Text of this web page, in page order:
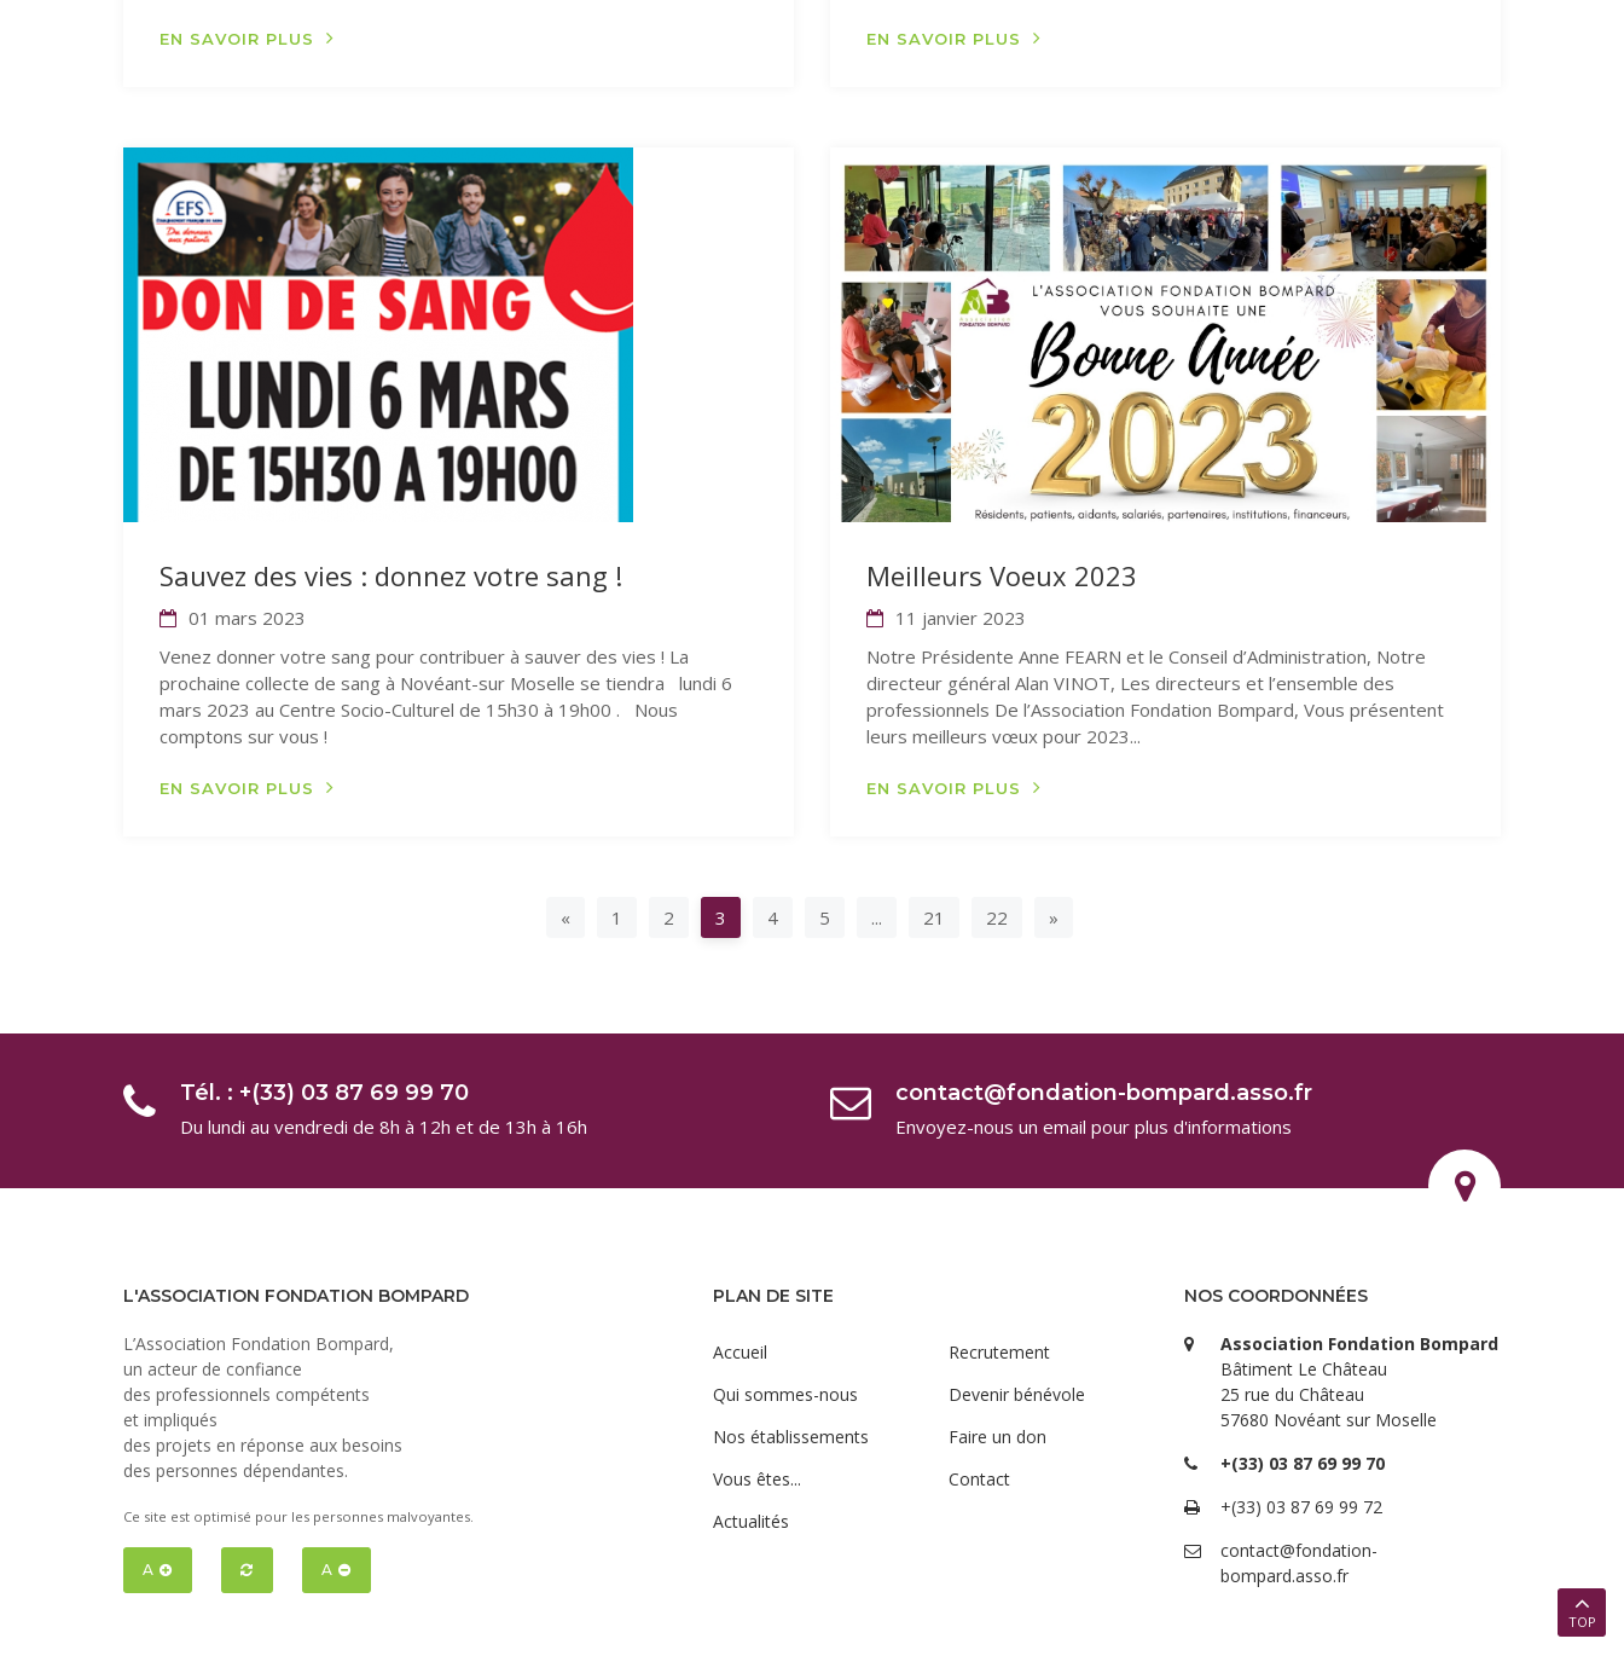
EN SAVOIR PLUS EN SAVOIR PLUS
Sauvez des vies : donnez votre sang !
01 mars 2023
Venez donner votre sang pour contribuer à sauver des vies ! La
prochaine collecte de sang à Novéant-sur Moselle se tiendra lundi 6
mars 2023 au Centre Socio-Culturel de 15h30 à 19h00 . Nous
comptons sur vous !
EN SAVOIR PLUS
Meilleurs Voeux 2023
11 janvier 2023
Notre Présidente Anne FEARN et le Conseil d’Administration, Notre
directeur général Alan VINOT, Les directeurs et l’ensemble des
professionnels De l’Association Fondation Bompard, Vous présentent
leurs meilleurs vœux pour 2023...
EN SAVOIR PLUS
«Page suivante
1 2 3 4 5 ... 21 22 »Page précédente
Tél. : +(33) 03 87 69 99 70
Du lundi au vendredi de 8h à 12h et de 13h à 16h
contact@fondation-bompard.asso.fr
Envoyez-nous un email pour plus d'informations
L'ASSOCIATION FONDATION BOMPARD
L’Association Fondation Bompard,
un acteur de confiance
des professionnels compétents
et impliqués
des projets en réponse aux besoins
des personnes dépendantes.
Ce site est optimisé pour les personnes malvoyantes.
A A
PLAN DE SITE
Accueil
Qui sommes-nous
Nos établissements
Vous êtes...
Actualités
Recrutement
Devenir bénévole
Faire un don
Contact
NOS COORDONNÉES
Association Fondation Bompard
Bâtiment Le Château
25 rue du Château
57680 Novéant sur Moselle
+(33) 03 87 69 99 70
+(33) 03 87 69 99 72
contact@fondation-
bompard.asso.fr
TOP